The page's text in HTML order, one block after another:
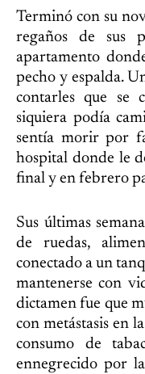
Terminó con su
regaños de sus
apartamento
pecho y espalda.
contarles que se
siquiera podía
sentía morir por
hospital donde le
final y en febrero
Sus últimas
de ruedas,
conectado a un
mantenerse con
dictamen fue que
con metástasis en
consumo de
ennegrecido por